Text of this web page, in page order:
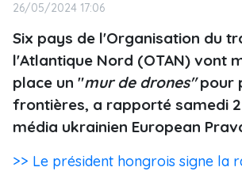
26/05/2024 17:06
Six pays de l'Organisation du
l'Atlantique Nord (OTAN) vont
place un "mur de drones"pour
frontières, a rapporté samedi
média ukrainien European
>> Le président hongrois signe la